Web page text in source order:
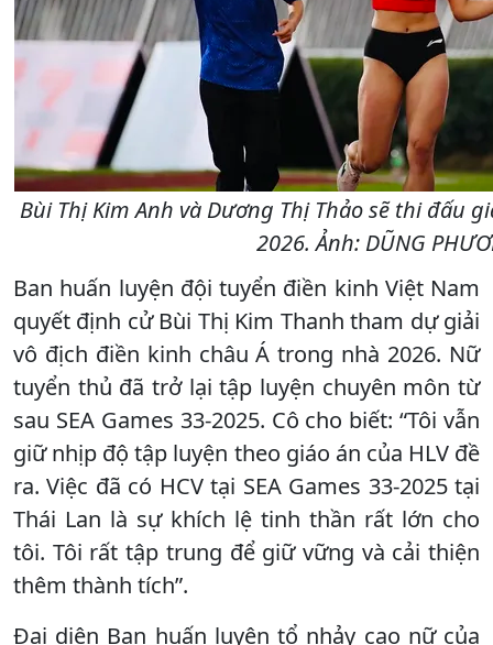
Bùi Thị Kim Anh và Dương Thị Thảo sẽ thi đấu
2026. Ảnh: DŨNG
Ban huấn luyện đội tuyển điền kinh Việt Nam
quyết định cử Bùi Thị Kim Thanh tham dự giải
vô địch điền kinh châu Á trong nhà 2026. Nữ
tuyển thủ đã trở lại tập luyện chuyên môn từ
sau SEA Games 33-2025. Cô cho biết: “Tôi vẫn
giữ nhịp độ tập luyện theo giáo án của HLV đề
ra. Việc đã có HCV tại SEA Games 33-2025 tại
Thái Lan là sự khích lệ tinh thần rất lớn cho
tôi. Tôi rất tập trung để giữ vững và cải thiện
thêm thành tích”.
Đại diện Ban huấn luyện tổ nhảy cao nữ của